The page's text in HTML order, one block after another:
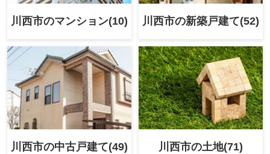
川西市のマンション(10) 川西市の新築戸建て(52)
川西市の中古戸建て(49) 川西市の土地(71)